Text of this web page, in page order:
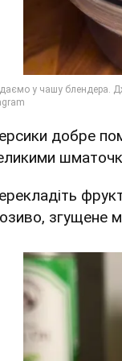
добре
згущене